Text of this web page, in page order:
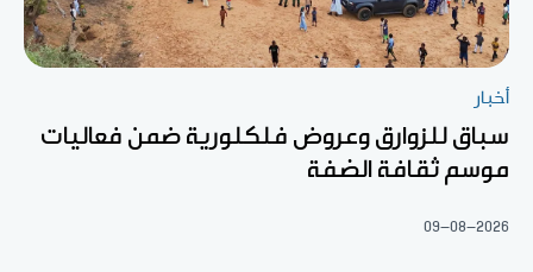
أخبار
سباق للزوارق وعروض فلكلورية ضمن فعاليات
موسم ثقافة الضفة
09-08-2026